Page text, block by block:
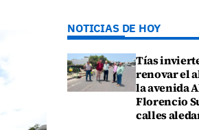
NOTICIAS DE HOY
Tías
renovar el
la avenida
Florencio
calles